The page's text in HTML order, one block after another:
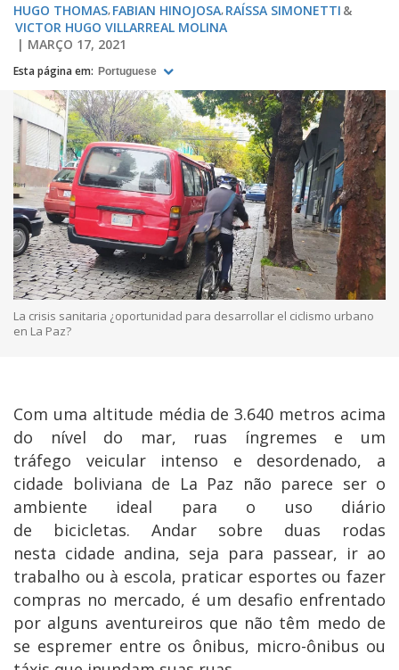
HUGO THOMAS FABIAN HINOJOSA RAÍSSA SIMONETTI
VICTOR HUGO VILLARREAL MOLINA
MARÇO 17, 2021
Esta página em: Portuguese
La crisis sanitaria ¿oportunidad para desarrollar el ciclismo urbano
en La Paz?
Com uma altitude média de 3.640 metros acima
do nível do mar, ruas íngremes e um
tráfego veicular intenso e desordenado, a
cidade boliviana de La Paz não parece ser o
ambiente ideal para o uso diário
de bicicletas. Andar sobre duas rodas
nesta cidade andina, seja para passear, ir ao
trabalho ou à escola, praticar esportes ou fazer
compras no mercado, é um desafio enfrentado
por alguns aventureiros que não têm medo de
se espremer entre os ônibus, micro-ônibus ou